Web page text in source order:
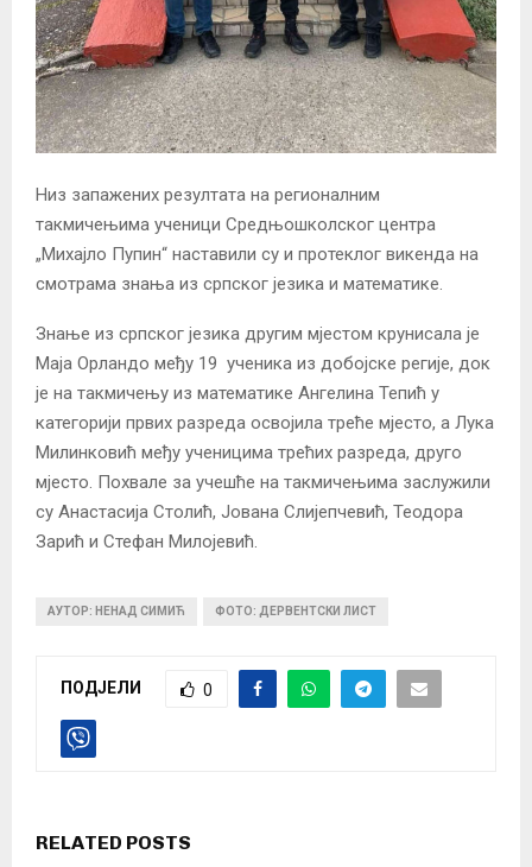
Низ запажених резултата на регионалним
такмичењима ученици Средњошколског центра
„Михајло Пупин“ наставили су и протеклог викенда на
смотрама знања из српског језика и математике.
Знање из српског језика другим мјестом крунисала је
Маја Орландо међу 19 ученика из добојске регије, док
је на такмичењу из математике Ангелина Тепић у
категорији првих разреда освојила треће мјесто, а Лука
Милинковић међу ученицима трећих разреда, друго
мјесто. Похвале за учешће на такмичењима заслужили
су Анастасија Столић, Јована Слијепчевић, Теодора
Зарић и Стефан Милојевић.
АУТОР: НЕНАД СИМИЋ ФОТО: ДЕРВЕНТСКИ ЛИСТ
ПОДЈЕЛИ 0
RELATED POSTS